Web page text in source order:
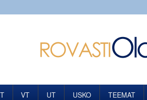
VT UT USKO TEEMAT